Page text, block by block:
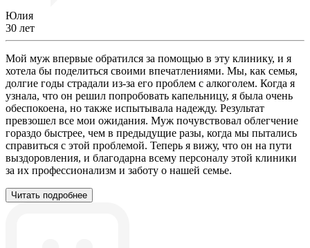
Юлия
30 лет
Мой муж впервые обратился за помощью в эту клинику, и я
хотела бы поделиться своими впечатлениями. Мы, как семья,
долгие годы страдали из-за его проблем с алкоголем. Когда я
узнала, что он решил попробовать капельницу, я была очень
обеспокоена, но также испытывала надежду. Результат
превзошел все мои ожидания. Муж почувствовал облегчение
гораздо быстрее, чем в предыдущие разы, когда мы пытались
справиться с этой проблемой. Теперь я вижу, что он на пути
выздоровления, и благодарна всему персоналу этой клиники
за их профессионализм и заботу о нашей семье.
Читать подробнее